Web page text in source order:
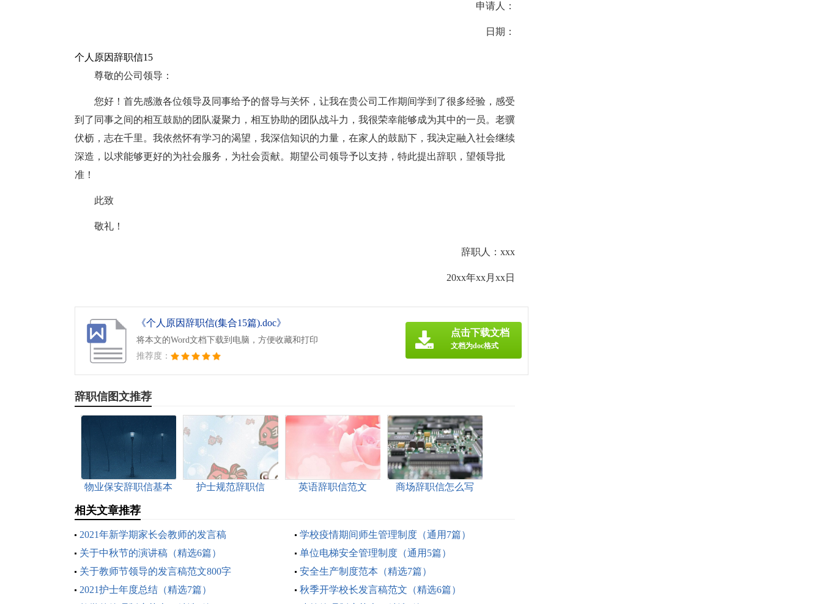
申请人：
日期：
个人原因辞职信15
尊敬的公司领导：
您好！首先感激各位领导及同事给予的督导与关怀，让我在贵公司工作期间学到了很多经验，感受
到了同事之间的相互鼓励的团队凝聚力，相互协助的团队战斗力，我很荣幸能够成为其中的一员。老骥
伏枥，志在千里。我依然怀有学习的渴望，我深信知识的力量，在家人的鼓励下，我决定融入社会继续
深造，以求能够更好的为社会服务，为社会贡献。期望公司领导予以支持，特此提出辞职，望领导批
准！
此致
敬礼！
辞职人：xxx
20xx年xx月xx日
《个人原因辞职信(集合15篇).doc》
将本文的Word文档下载到电脑，方便收藏和打印
推荐度：
点击下载文档
文档为doc格式
辞职信图文推荐
物业保安辞职信基本
护士规范辞职信 英语辞职信范文 商场辞职信怎么写
相关文章推荐
2021年新学期家长会教师的发言稿
学校疫情期间师生管理制度（通用7篇）
关于中秋节的演讲稿（精选6篇）
单位电梯安全管理制度（通用5篇）
关于教师节领导的发言稿范文800字
安全生产制度范本（精选7篇）
2021护士年度总结（精选7篇）
秋季开学校长发言稿范文（精选6篇）